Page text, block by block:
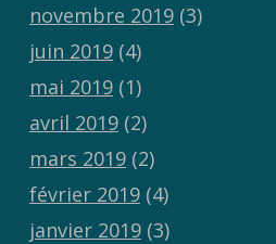
novembre 2019(3)
juin 2019(4)
mai 2019(1)
avril 2019(2)
mars 2019(2)
février 2019(4)
janvier 2019(3)